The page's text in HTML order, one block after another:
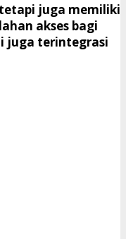
juga memiliki
akses bagi
juga terintegrasi